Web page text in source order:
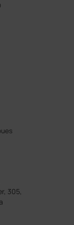
305,